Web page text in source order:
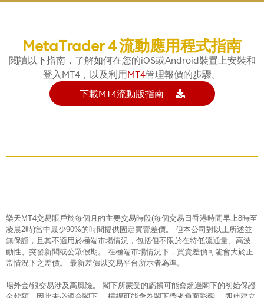
MetaTrader 4 流動應用程式指南
閱讀以下指南，了解如何在您的iOS或Android裝置上安裝和
登入MT4，以及利用MT4管理報價的步驟。
下載MT4流動版指南
樂天MT4交易賬戶於每個月的主要交易時段(每個交易日香港時間早上8時至
凌晨2時)當中最少90%的時間提供固定買賣差價。 但本公司對以上所述並
無保證，且其不適用於極端市場情況，包括但不限於在特低流通量、高波
動性、突發新聞或公眾假期。 在極端市場情況下，買賣差價可能會大於正
常情況下之差價。 最新差價以交易平台所示者為準。
場外金/銀交易涉及高風險。 閣下所蒙受的虧損可能會超過閣下的初始保證